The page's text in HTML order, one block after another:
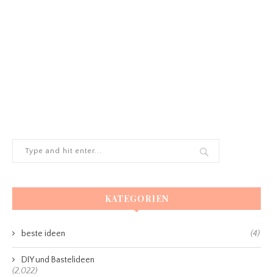
KATEGORIEN
beste ideen (4)
DIY und Bastelideen
(2,022)